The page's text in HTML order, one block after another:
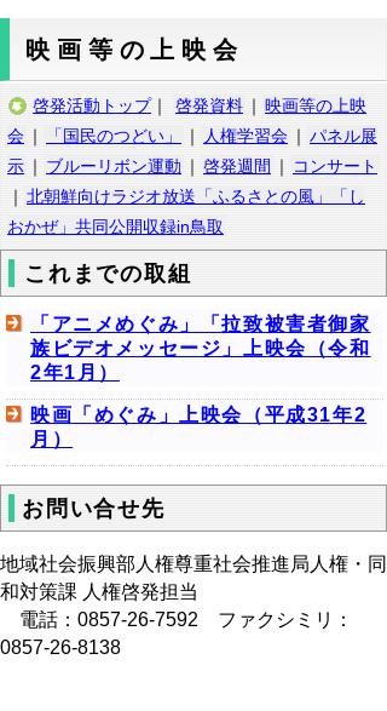
映画等の上映会
啓発活動トップ｜ 啓発資料 ｜ 映画等の上映
会 ｜ 「国民のつどい」 ｜ 人権学習会 ｜ パネル展
示 ｜ ブルーリボン運動 ｜ 啓発週間 ｜
コンサート
｜ 北朝鮮向けラジオ放送「ふるさとの風」「し
おかぜ」共同公開収録in鳥取
これまでの取組
「アニメめぐみ」「拉致被害者御家
族ビデオメッセージ」上映会（令和
2年1月）
映画「めぐみ」上映会（平成31年2
月）
お問い合せ先
地域社会振興部人権尊重社会推進局人権・同
和対策課 人権啓発担当
電話：0857-26-7592 ファクシミリ：
0857-26-8138